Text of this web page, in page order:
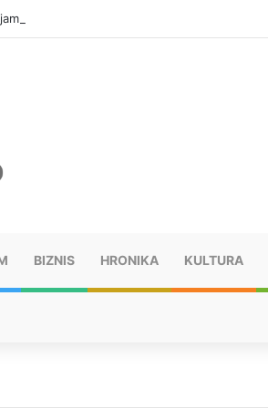
mora platiti 10.000 KM
BIZNIS HRONIKA KULTURA